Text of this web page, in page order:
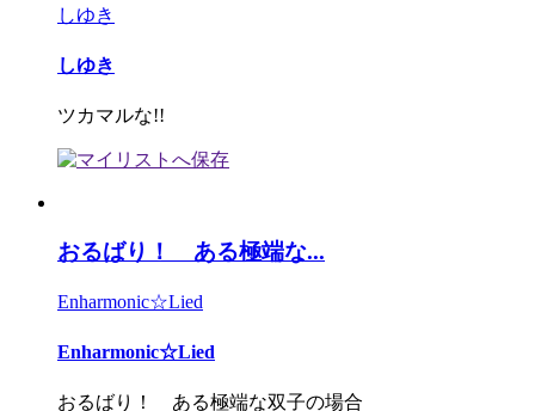
しゆき
しゆき
ツカマルな!!
おるばり！ ある極端な...
Enharmonic☆Lied
Enharmonic☆Lied
おるばり！ ある極端な双子の場合